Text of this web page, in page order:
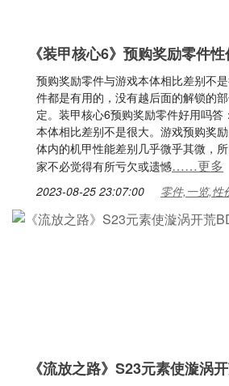
《装甲核心6》预购奖励零件
预购奖励零件与游戏本体相比差别不
件都是有用的，没有越后面的解锁的
定。装甲核心6预购奖励零件好用吗答
本体相比差别不是很大。游戏预购奖
体内的机甲性能差别几乎微乎其微，
家不必觉得有所亏欠或遗憾……更多
2023-08-25 23:07:00 零件,一览,性
《流放之路》S23元素使漩涡